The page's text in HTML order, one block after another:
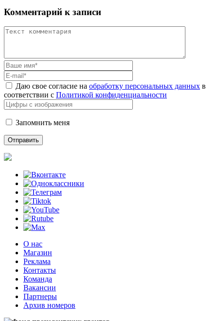
Комментарий к записи
Даю свое согласие на обработку персональных данных в
соответствии с Политикой конфиденциальности
Запомнить меня
О нас
Магазин
Реклама
Контакты
Команда
Вакансии
Партнеры
Архив номеров